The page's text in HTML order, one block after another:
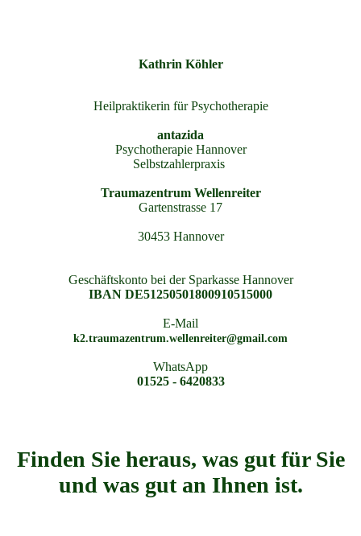
Kathrin Köhler
Heilpraktikerin für Psychotherapie
antazida
Psychotherapie Hannover
Selbstzahlerpraxis
Traumazentrum Wellenreiter
Gartenstrasse 17
30453 Hannover
Geschäftskonto bei der Sparkasse Hannover
IBAN DE51250501800910515000
E-Mail
k2.traumazentrum.wellenreiter@gmail.com
WhatsApp
01525 - 6420833
Finden Sie heraus, was gut für Sie
und was gut an Ihnen ist.